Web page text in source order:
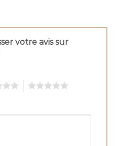
votre avis sur